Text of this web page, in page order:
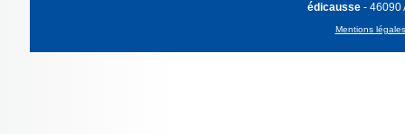
édicausse - 46090
Mentions légales